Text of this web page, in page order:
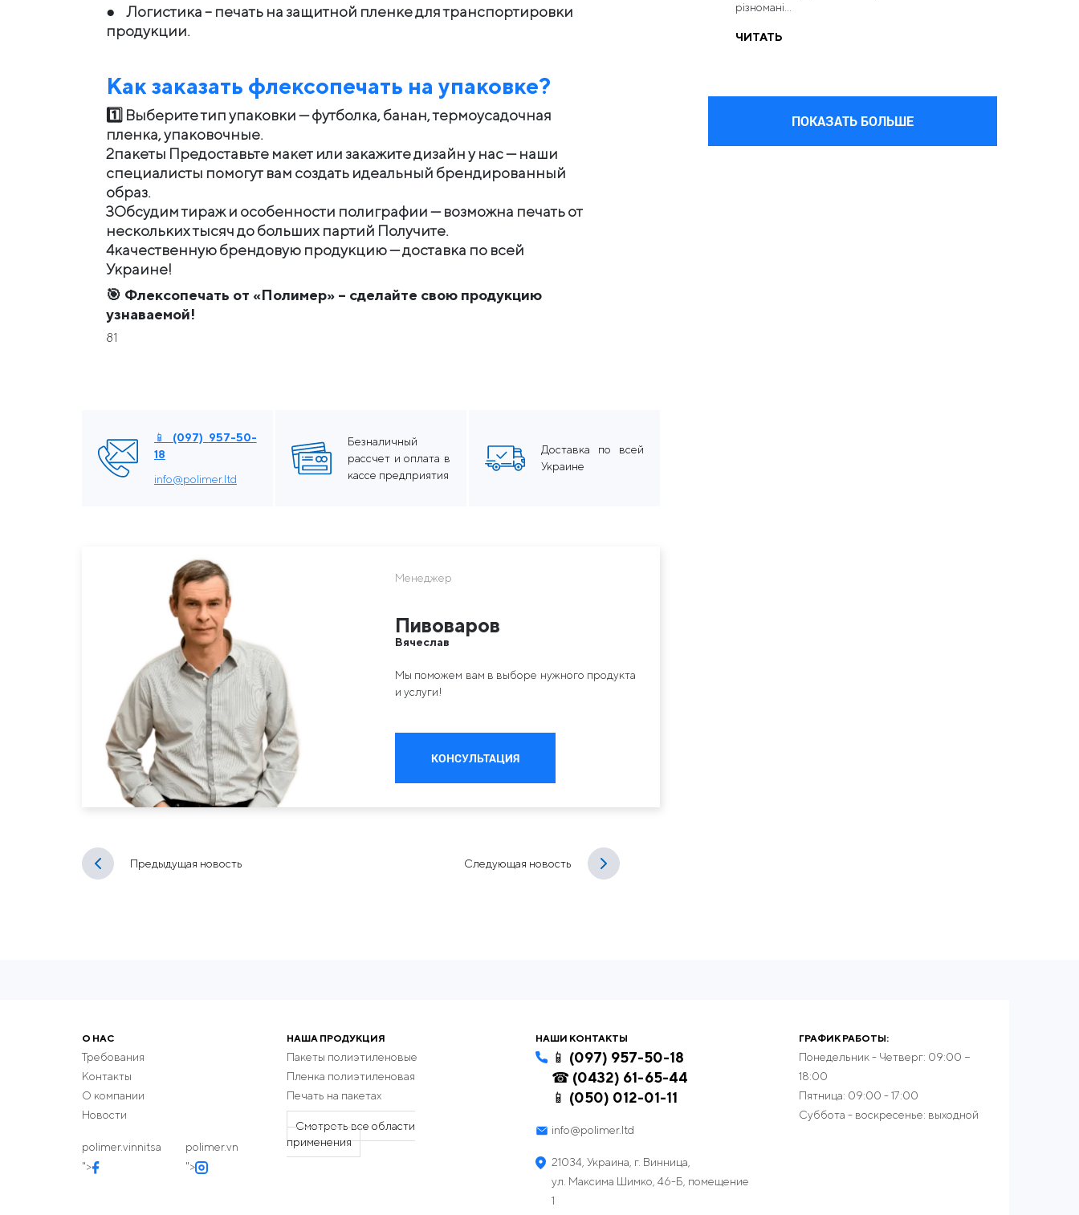
● Логистика – печать на защитной пленке для транспортировки
продукции.
Как заказать флексопечать на упаковке?
1️⃣ Выберите тип упаковки — футболка, банан, термоусадочная
пленка, упаковочные.
2️пакеты Предоставьте макет или закажите дизайн у нас — наши
специалисты помогут вам создать идеальный брендированный
образ.
3️Обсудим тираж и особенности полиграфии — возможна печать от
нескольких тысяч до больших партий Получите.
4️качественную брендовую продукцию — доставка по всей
Украине!
🎯 Флексопечать от «Полимер» – сделайте свою продукцию
узнаваемой!
81
📱 (097) 957-50-
18
info@polimer.ltd
Безналичный
рассчет и оплата в
кассе предприятия
Доставка по всей
Украине
Менеджер
Пивоваров
Вячеслав
Мы поможем вам в выборе нужного продукта
и услуги!
КОНСУЛЬТАЦИЯ
Предыдущая новость Следующая новость
різномані...
ЧИТАТЬ
ПОКАЗАТЬ БОЛЬШЕ
О НАС
Требования
Контакты
О компании
Новости
polimer.vinnitsa
">
polimer.vn
">
НАША ПРОДУКЦИЯ
Пакеты полиэтиленовые
Пленка полиэтиленовая
Печать на пакетах
Смотреть все области
применения
НАШИ КОНТАКТЫ
📱 (097) 957-50-18
☎ (0432) 61-65-44
📱 (050) 012-01-11
info@polimer.ltd
21034, Украина, г. Винница,
ул. Максима Шимко, 46-Б, помещение
1
ГРАФИК РАБОТЫ:
Понедельник - Четверг: 09:00 −
18:00
Пятница: 09:00 - 17:00
Суббота - воскресенье: выходной